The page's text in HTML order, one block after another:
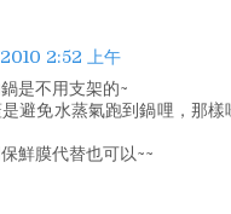
2:52 上午
是不用支架的~
避免水蒸氣跑到鍋哩，那樣
鮮膜代替也可以~~